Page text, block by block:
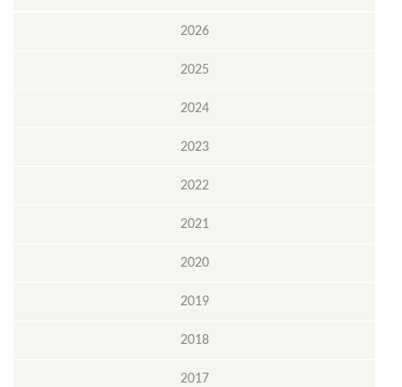
2026
2025
2024
2023
2022
2021
2020
2019
2018
2017